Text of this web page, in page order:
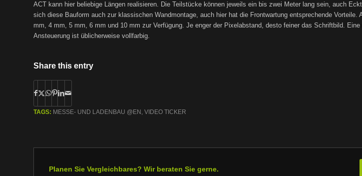
ACT kann hier beliebige Längen realisieren. Die Teilstücke können jeweils ein bis zwei Meter lang sein, auch
sich diese Bauform auch zur klassischen Wandmontage, auch hier hat die Frontwartung entsprechende
mm, 4 mm, 5 mm, 6 mm und 10 mm zur Verfügung. Je enger der Pixelabstand, desto feiner das Schriftbild.
Ansteuerung ist üblicherweise vollfarbig.
Share this entry
TAGS: MESSE- UND LADENBAU @EN VIDEO TICKER
Planen Sie Vergleichbares? Wir beraten Sie gerne.